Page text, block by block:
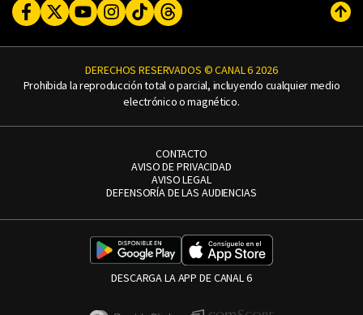
FacebookTwitterYoutubeInstagram
TikTokThreads
DERECHOS RESERVADOS © CANAL 6 2026
Prohibida la reproducción total o parcial, incluyendo cualquier medio
electrónico o magnético.
CONTACTO
AVISO DE PRIVACIDAD
AVISO LEGAL
DEFENSORÍA DE LAS AUDIENCIAS
DESCARGA LA APP DE CANAL 6